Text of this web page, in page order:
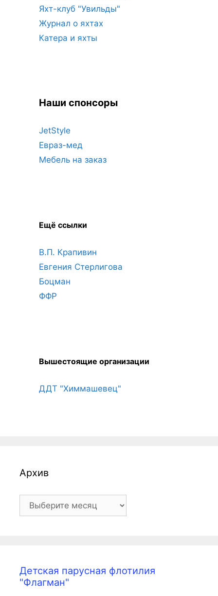
Яхт-клуб "Увильды"
Журнал о яхтах
Катера и яхты
Наши спонсоры
JetStyle
Евраз-мед
Мебель на заказ
Ещё ссылки
В.П. Крапивин
Евгения Стерлигова
Боцман
ФФР
Вышестоящие организации
ДДТ "Химмашевец"
Архив
Архив
Детская парусная флотилия
"Флагман"